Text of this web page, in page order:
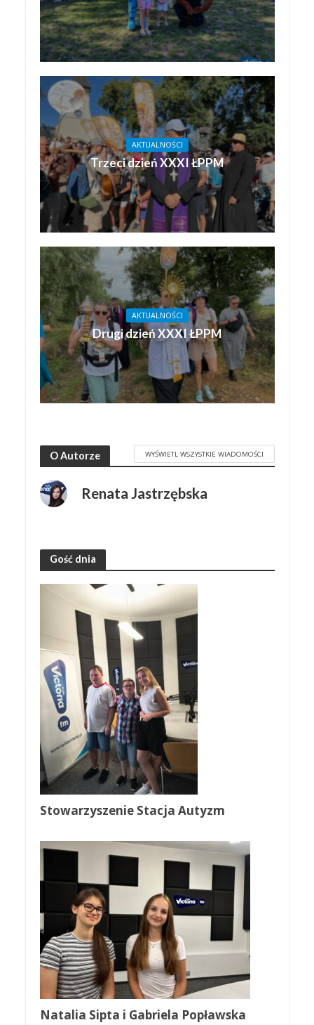
AKTUALNOŚCI
Trzeci dzień XXXI ŁPPM
AKTUALNOŚCI
Drugi dzień XXXI ŁPPM
O Autorze WYŚWIETL WSZYSTKIE WIADOMOŚCI
Renata Jastrzębska
Gość dnia
Stowarzyszenie Stacja Autyzm
Natalia Sipta i Gabriela Popławska